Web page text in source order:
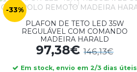
-33%
PLAFON DE TETO LED 35W
REGULÁVEL COM COMANDO
MADEIRA HARALD
97,38€146,13€
Em stock, envio em 2/3 dias úteis